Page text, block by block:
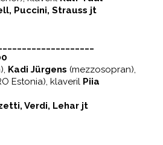
Puccini, Strauss jt
Kadi Jürgens (mezzosopran),
Estonia), klaveril Piia
Verdi, Lehar jt